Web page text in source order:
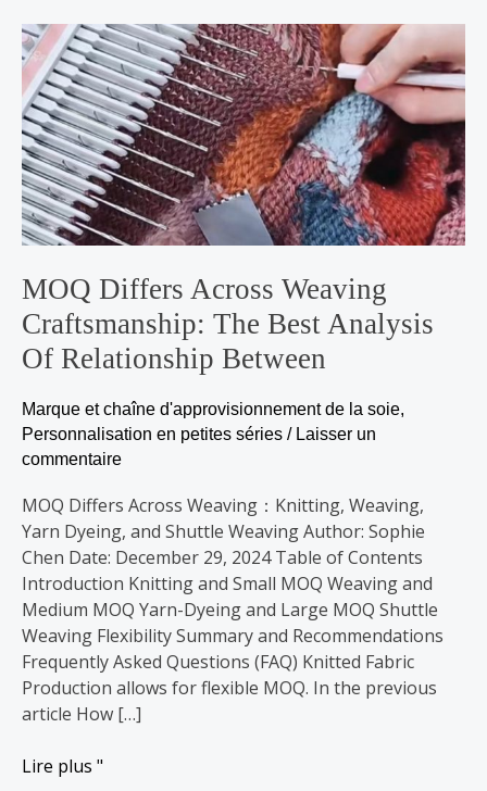
MOQ Differs Across Weaving
Craftsmanship: The Best Analysis
Of Relationship Between
Marque et chaîne d'approvisionnement de la soie,
Personnalisation en petites séries / Laisser un
commentaire
MOQ Differs Across Weaving：Knitting, Weaving,
Yarn Dyeing, and Shuttle Weaving Author: Sophie
Chen Date: December 29, 2024 Table of Contents
Introduction Knitting and Small MOQ Weaving and
Medium MOQ Yarn-Dyeing and Large MOQ Shuttle
Weaving Flexibility Summary and Recommendations
Frequently Asked Questions (FAQ) Knitted Fabric
Production allows for flexible MOQ. In the previous
article How […]
MOQ
Differs
Across
Weaving
Craftsmanship:
The
Best
Analysis
of
Between
Lire plus "